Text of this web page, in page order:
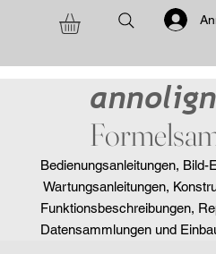
Bedienungsanleitungen, Bild-
Wartungsanleitungen,
Funktionsbeschreibungen,
Datensammlungen und